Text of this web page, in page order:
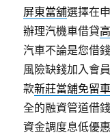
屏東當舖選擇在
辦理汽機車借貸
汽車不論是您借
風險缺錢加入會
款新莊當舖免留
全的融資管道借
資金調度息低優